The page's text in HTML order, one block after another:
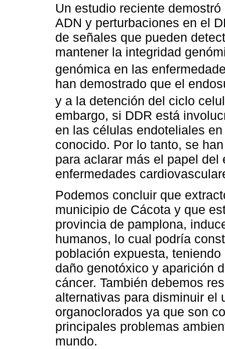
Un estudio reciente
ADN y perturbaciones en el
de señales que pueden
mantener la integridad
genómica en las
han demostrado que el
y a la detención del ciclo
embargo, si DDR está
en las células endoteliales
conocido. Por lo tanto, se
para aclarar más el papel
enfermedades
Podemos concluir que
municipio de Cácota y que
provincia de pamplona,
humanos, lo cual podría
población expuesta,
daño genotóxico y aparición
cáncer. También debemos
alternativas para disminuir el
organoclorados ya que son
principales problemas
mundo.